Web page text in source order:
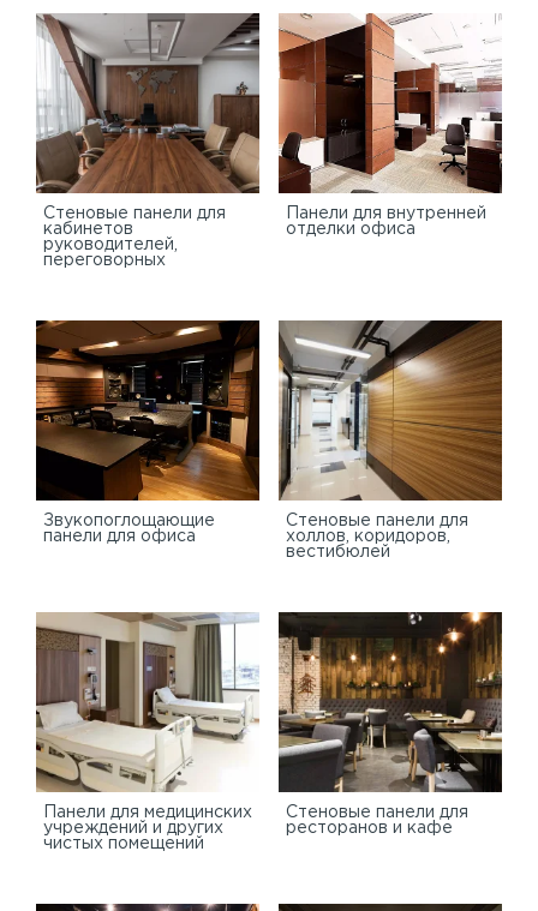
Стеновые панели для
кабинетов
руководителей,
переговорных
Панели для внутренней
отделки офиса
Звукопоглощающие
панели для офиса
Стеновые панели для
холлов, коридоров,
вестибюлей
Панели для медицинских
учреждений и других
чистых помещений
Стеновые панели для
ресторанов и кафе